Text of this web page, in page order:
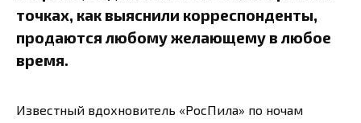
точках, как выяснили корреспонденты,
продаются любому желающему в любое
время.
Известный вдохновитель «РосПила» по ночам